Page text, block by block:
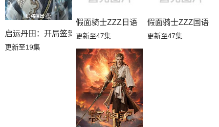
启运丹田：开局签到至尊丹田
更新至19集
假面骑士ZZZ日语
更新至47集
假面骑士ZZZ国语
更新至47集